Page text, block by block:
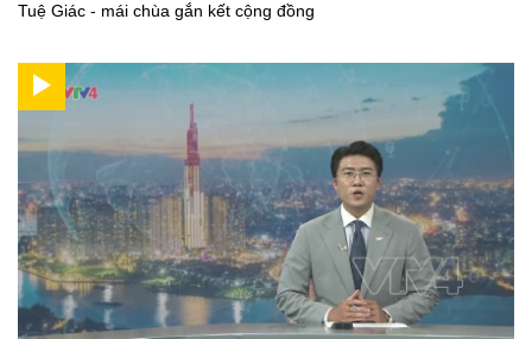
Tuệ Giác - mái chùa gắn kết cộng đồng